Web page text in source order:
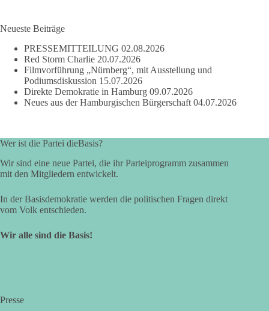
Neueste Beiträge
PRESSEMITTEILUNG 02.08.2026
Red Storm Charlie 20.07.2026
Filmvorführung „Nürnberg“, mit Ausstellung und
Podiumsdiskussion 15.07.2026
Direkte Demokratie in Hamburg 09.07.2026
Neues aus der Hamburgischen Bürgerschaft 04.07.2026
Wer ist die Partei dieBasis?
Wir sind eine neue Partei, die ihr Parteiprogramm zusammen
mit den Mitgliedern entwickelt.
In der Basisdemokratie werden die politischen Fragen direkt
vom Volk entschieden.
Wir alle sind die Basis!
Presse